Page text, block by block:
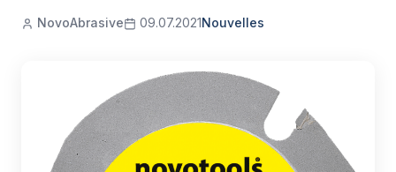
NovoAbrasive 09.07.2021Nouvelles